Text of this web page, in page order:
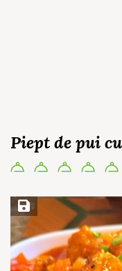
Piept de pui
Save Recipe